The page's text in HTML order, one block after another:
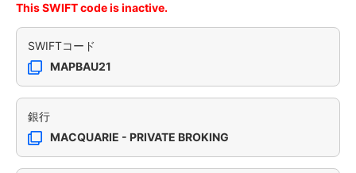
This SWIFT code is inactive.
SWIFTコード
MAPBAU21
銀行
MACQUARIE - PRIVATE BROKING